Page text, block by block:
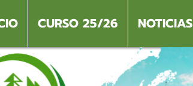
CURSO 25/26 NOTICIAS